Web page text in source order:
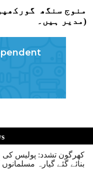
مدیر ہیں۔)
کھرگون تشدد: پولیس
بنائے گئے گیارہ مسلمانوں